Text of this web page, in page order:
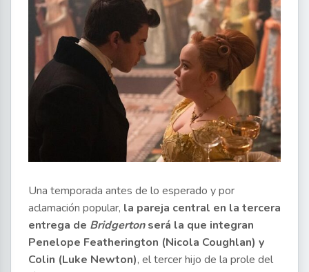
Una temporada antes de lo esperado y por
aclamación popular, la pareja central en la tercera
entrega de Bridgertonserá la que integran
Penelope Featherington (Nicola Coughlan) y
Colin (Luke Newton), el tercer hijo de la prole del